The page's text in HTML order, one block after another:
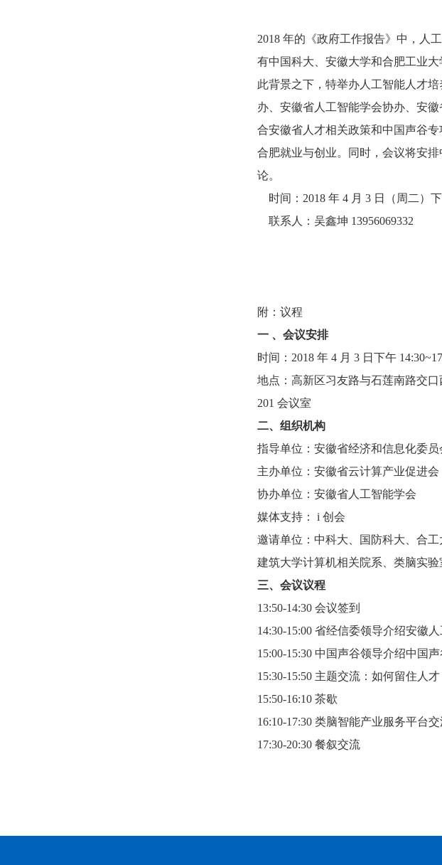
2018 年的《政府工作报告》中，人
有中国科大、安徽大学和合肥工业
此背景之下，特举办人工智能人才
办、安徽省人工智能学会协办、安
合安徽省人才相关政策和中国声谷
合肥就业与创业。同时，会议将安
论。
时间：2018 年 4 月 3 日（周二）
联系人：吴鑫坤 13956069332
附：议程
一 、会议安排
时间：2018 年 4 月 3 日下午
地点：高新区习友路与石莲南路交
201 会议室
二、组织机构
指导单位：安徽省经济和信息化委员
主办单位：安徽省云计算产业促进会
协办单位：安徽省人工智能学会
媒体支持： i 创会
邀请单位：中科大、国防科大、合工
建筑大学计算机相关院系、类脑实验
三、会议议程
13:50-14:30 会议签到
14:30-15:00 省经信委领导介绍安徽
15:00-15:30 中国声谷领导介绍中国
15:30-15:50 主题交流：如何留住人才
15:50-16:10 茶歇
16:10-17:30 类脑智能产业服务平台
17:30-20:30 餐叙交流